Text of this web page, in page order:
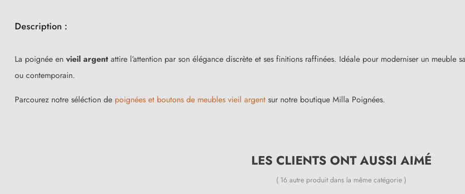
Description :
La poignée en vieil argent attire l’attention par son élégance discrète et ses finitions raffinées. Idéale pour moderniser un meuble
ou contemporain.
Parcourez notre séléction de poignées et boutons de meubles vieil argent sur notre boutique Milla Poignées.
LES CLIENTS ONT AUSSI AIMÉ
( 16 autre produit dans la même catégorie )